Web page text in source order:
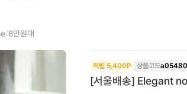
/8만원대
적립 5,400P 상품코드a05480
[서울배송] Elegant